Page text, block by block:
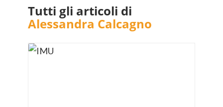
Tutti gli articoli di
Alessandra Calcagno